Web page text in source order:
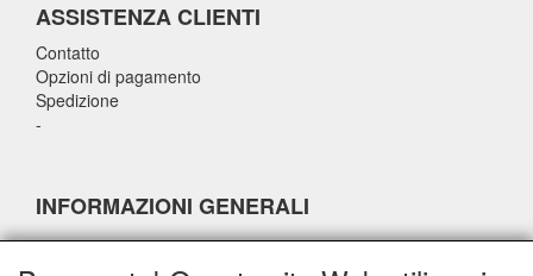
ASSISTENZA CLIENTI
Contatto
Opzioni di pagamento
Spedizione
-
INFORMAZIONI GENERALI
-